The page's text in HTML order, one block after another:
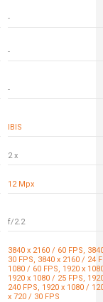
-
-
-
IBIS
2 x
12 Mpx
f/2.2
3840 x 2160 / 60 FPS,
30 FPS, 3840 x 2160 / 24
1080 / 60 FPS, 1920 x
1920 x 1080 / 25 FPS,
240 FPS, 1920 x 1080 /
x 720 / 30 FPS